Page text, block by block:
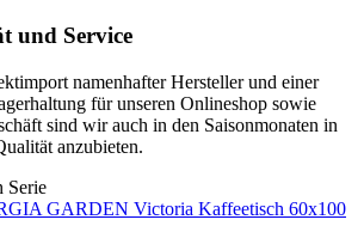
und Service
namenhafter Hersteller und einer
für unseren Onlineshop sowie
sind wir auch in den Saisonmonaten in
anzubieten.
Serie